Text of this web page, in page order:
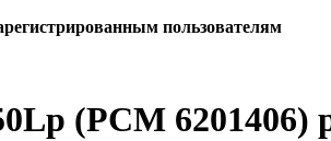
пользователям
(РСМ 6201406)